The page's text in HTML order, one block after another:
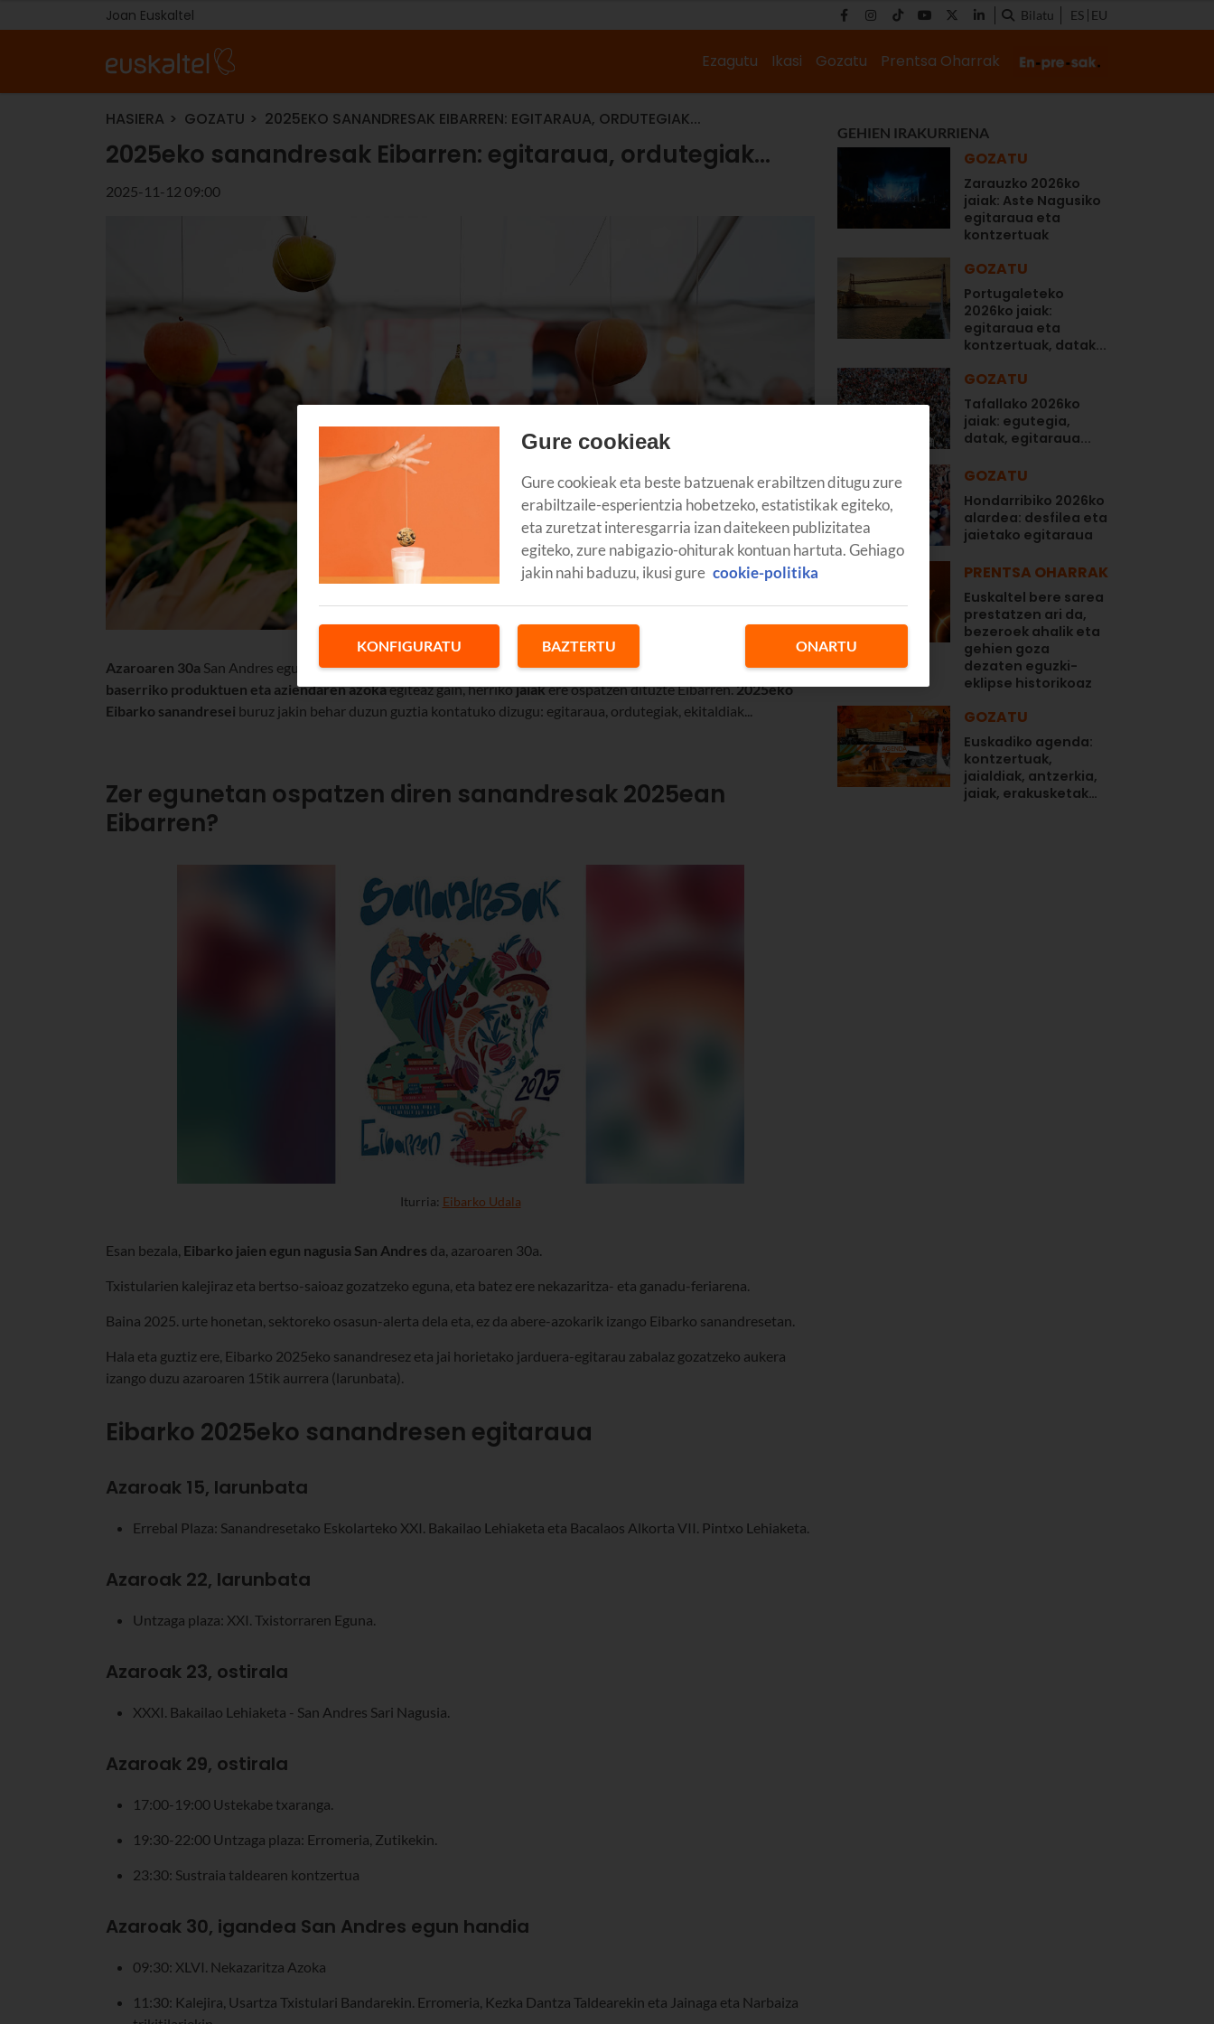
Joan Euskaltel Bilatu ES EU
Ezagutu Ikasi Gozatu Prentsa Oharrak
HASIERA GOZATU 2025EKO SANANDRESAK EIBARREN: EGITARAUA, ORDUTEGIAK...
2025eko sanandresak Eibarren: egitaraua, ordutegiak...
2025-11-12 09:00
Azaroaren 30a San Andres eguna da. Azoka-eguna izaten da Euskadiko leku askotan; bereziki, Eibarren. Izan ere,
baserriko produktuen eta aziendaren azokaegiteaz gain, herrikojaiakere ospatzen dituzte Eibarren.2025eko
Eibarko sanandresei buruz jakin behar duzun guztia kontatuko dizugu: egitaraua, ordutegiak, ekitaldiak...
Zer egunetan ospatzen diren sanandresak 2025ean
Eibarren?
Iturria: Eibarko Udala
Esan bezala, Eibarko jaien egun nagusia San Andres da, azaroaren 30a.
Txistularien kalejiraz eta bertso-saioaz gozatzeko eguna, eta batez ere nekazaritza- eta ganadu-feriarena.
Baina 2025. urte honetan, sektoreko osasun-alerta dela eta, ez da abere-azokarik izango Eibarko sanandresetan.
Hala eta guztiz ere, Eibarko 2025eko sanandresez eta jai horietako jarduera-egitarau zabalaz gozatzeko aukera
izango duzu azaroaren 15tik aurrera (larunbata).
Eibarko 2025eko sanandresen egitaraua
Azaroak 15, larunbata
Errebal Plaza: Sanandresetako Eskolarteko XXI. Bakailao Lehiaketa eta Bacalaos Alkorta VII. Pintxo Lehiaketa.
Azaroak 22, larunbata
Untzaga plaza: XXI. Txistorraren Eguna.
Azaroak 23, ostirala
XXXI. Bakailao Lehiaketa - San Andres Sari Nagusia.
Azaroak 29, ostirala
17:00-19:00 Ustekabe txaranga.
19:30-22:00 Untzaga plaza: Erromeria, Zutikekin.
23:30: Sustraia taldearen kontzertua
Azaroak 30, igandea San Andres egun handia
09:30: XLVI. Nekazaritza Azoka
11:30: Kalejira, Usartza Txistulari Bandarekin. Erromeria, Kezka Dantza Taldearekin eta Jainaga eta Narbaiza
GEHIEN IRAKURRIENA
GOZATU
Zarauzko 2026ko
jaiak: Aste Nagusiko
egitaraua eta
kontzertuak
GOZATU
Portugaleteko
2026ko jaiak:
egitaraua eta
kontzertuak, datak...
GOZATU
Tafallako 2026ko
jaiak: egutegia,
datak, egitaraua...
GOZATU
Hondarribiko 2026ko
alardea: desfilea eta
jaietako egitaraua
PRENTSA OHARRAK
Euskaltel bere sarea
prestatzen ari da,
bezeroek ahalik eta
gehien goza
dezaten eguzki-
eklipse historikoaz
GOZATU
Euskadiko agenda:
kontzertuak,
jaialdiak, antzerkia,
jaiak, erakusketak…
Gure cookieak
Gure cookieak eta beste batzuenak erabiltzen ditugu zure
erabiltzaile-esperientzia hobetzeko, estatistikak egiteko,
eta zuretzat interesgarria izan daitekeen publizitatea
egiteko, zure nabigazio-ohiturak kontuan hartuta. Gehiago
jakin nahi baduzu, ikusi gure cookie-politika
KONFIGURATU BAZTERTU ONARTU